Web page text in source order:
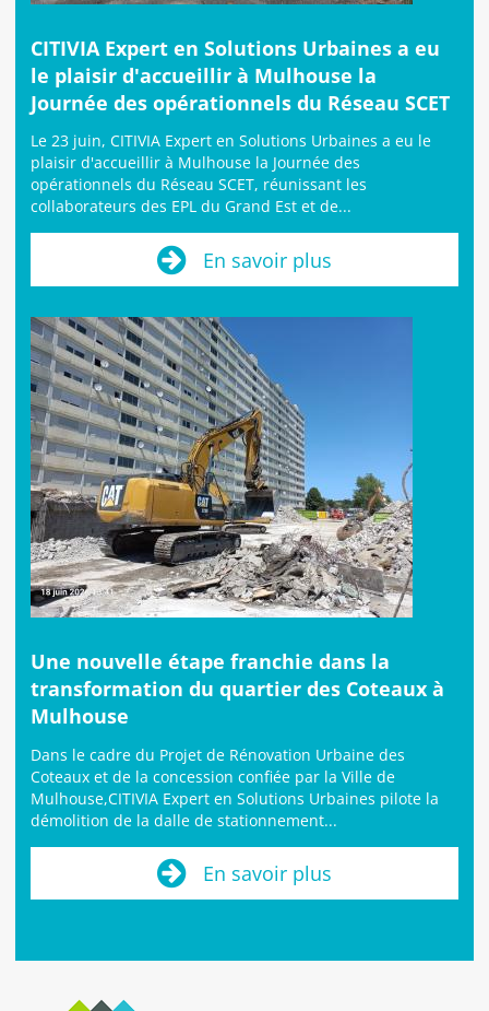
CITIVIA Expert en Solutions Urbaines a eu
le plaisir d'accueillir à Mulhouse la
Journée des opérationnels du Réseau SCET
Le 23 juin, CITIVIA Expert en Solutions Urbaines a eu le
plaisir d'accueillir à Mulhouse la Journée des
opérationnels du Réseau SCET, réunissant les
collaborateurs des EPL du Grand Est et de...
En savoir plus
Une nouvelle étape franchie dans la
transformation du quartier des Coteaux à
Mulhouse
Dans le cadre du Projet de Rénovation Urbaine des
Coteaux et de la concession confiée par la Ville de
Mulhouse,CITIVIA Expert en Solutions Urbaines pilote la
démolition de la dalle de stationnement...
En savoir plus